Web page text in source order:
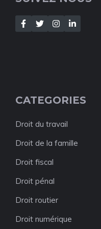
CATEGORIES
Droit du travail
Droit de la famille
Droit fiscal
Droit pénal
Droit routier
Droit numérique